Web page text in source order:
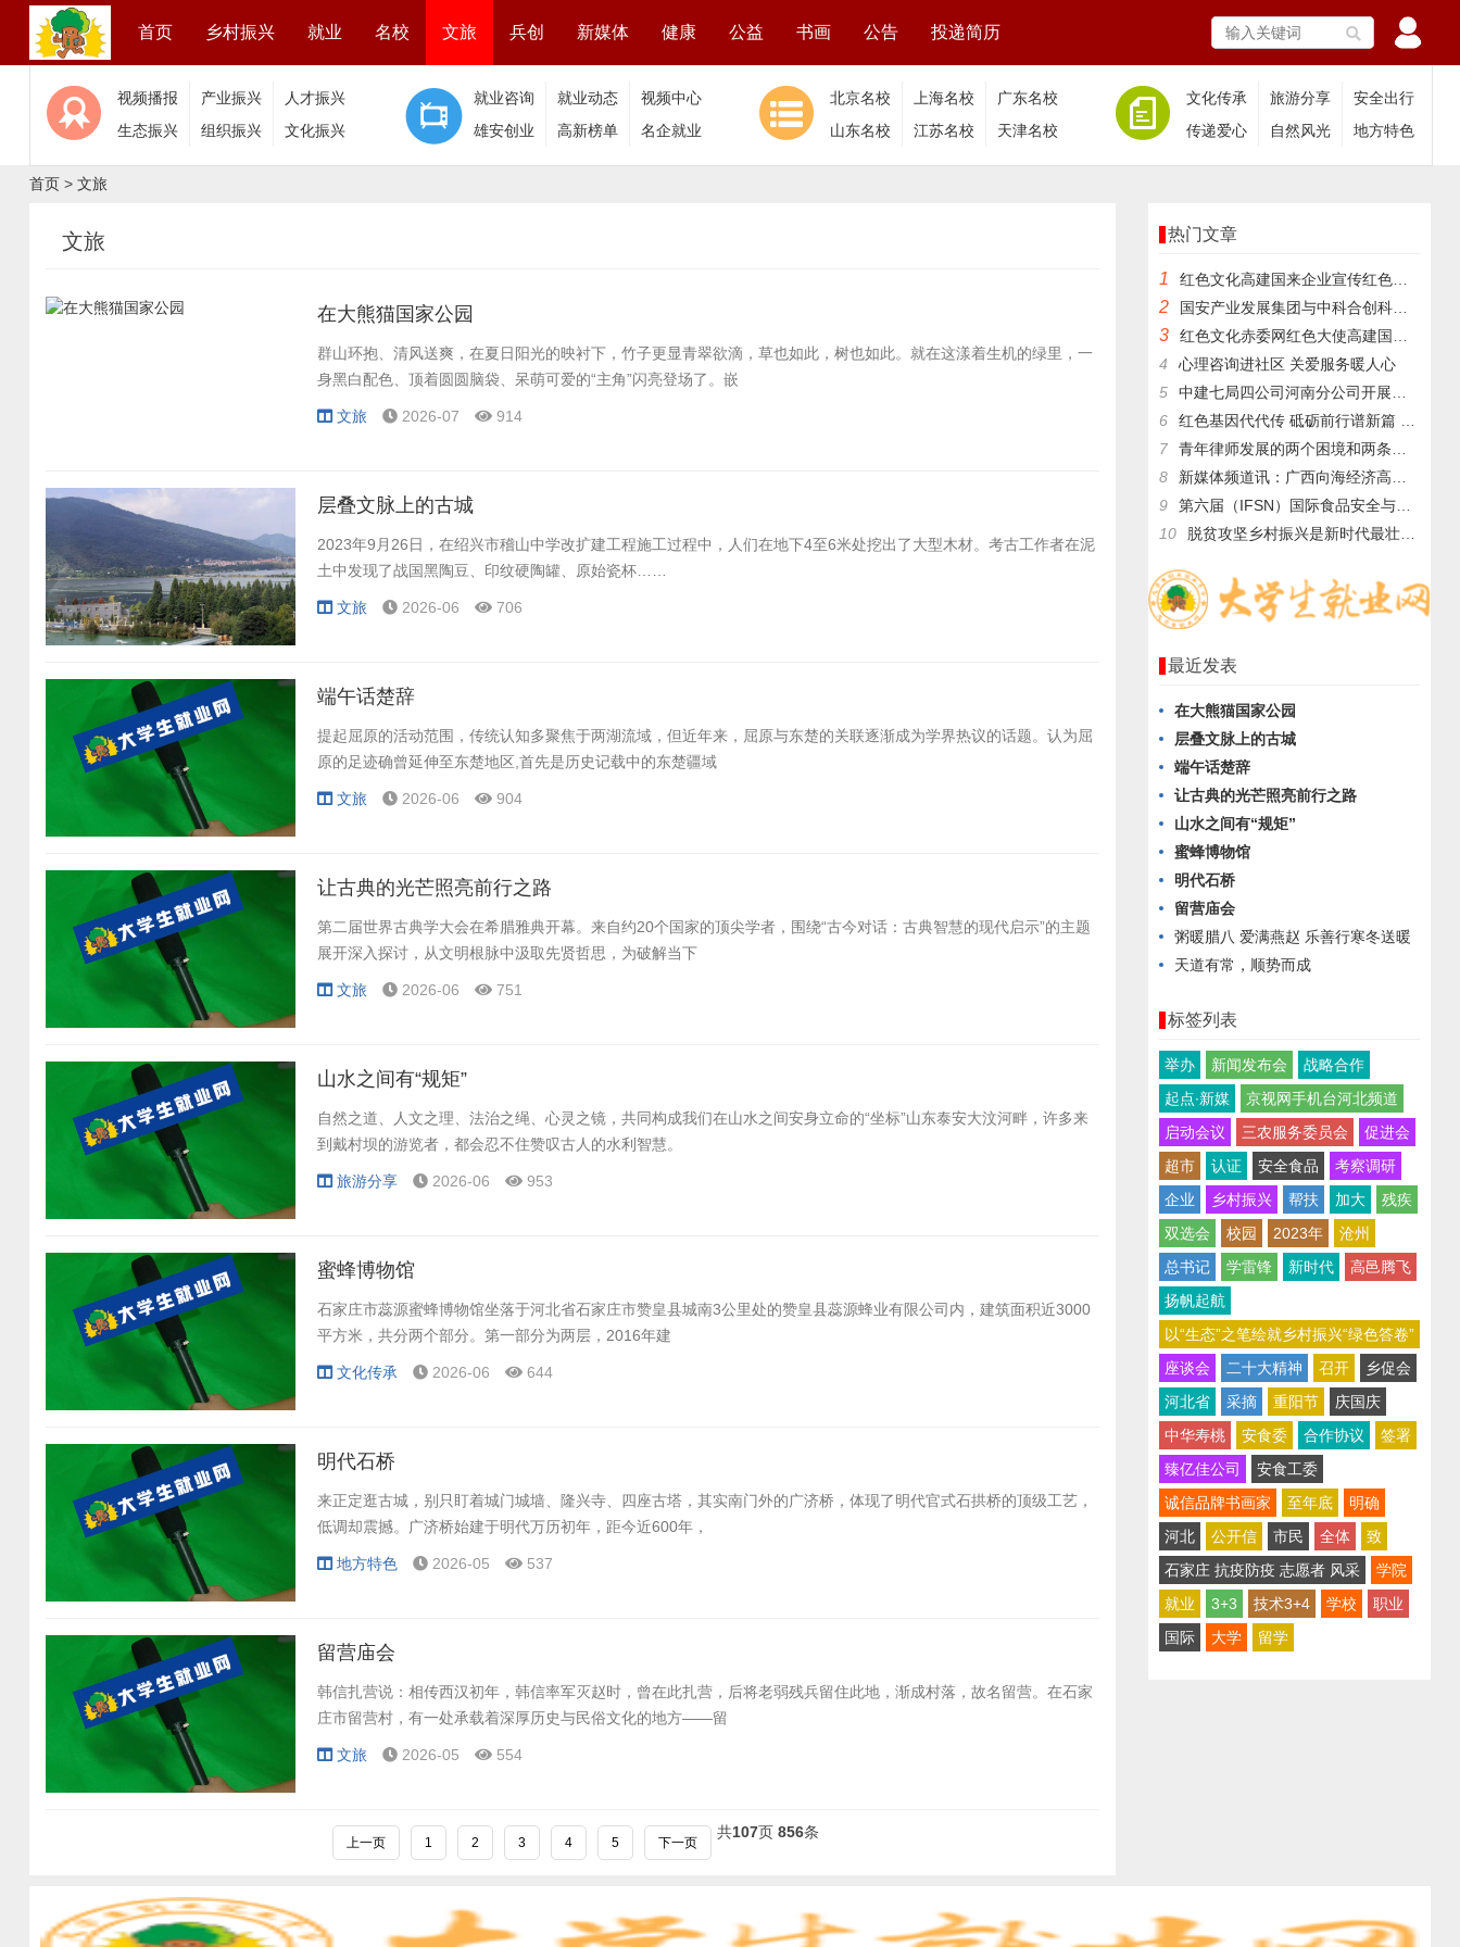
首页 乡村振兴 就业 名校 文旅 兵创 新媒体 健康 公益 书画 公告 投递简历
视频播报 产业振兴
人才振兴
生态振兴
组织振兴 文化振兴
就业咨询 就业动态
视频中心
雄安创业
高新榜单 名企就业
北京名校 上海名校
广东名校
山东名校
江苏名校 天津名校
文化传承 旅游分享
安全出行
传递爱心
自然风光 地方特色
首页 > 文旅
文旅
在大熊猫国家公园
群山环抱、清风送爽，在夏日阳光的映衬下，竹子更显青翠欲滴，草也如此，树也如此。就在这漾着生机的绿里，一
身黑白配色、顶着圆圆脑袋、呆萌可爱的“主角”闪亮登场了。嵌
文旅 2026-07 914
层叠文脉上的古城
2023年9月26日，在绍兴市稽山中学改扩建工程施工过程中，人们在地下4至6米处挖出了大型木材。考古工作者在泥
土中发现了战国黑陶豆、印纹硬陶罐、原始瓷杯……
文旅 2026-06 706
端午话楚辞
提起屈原的活动范围，传统认知多聚焦于两湖流域，但近年来，屈原与东楚的关联逐渐成为学界热议的话题。认为屈
原的足迹确曾延伸至东楚地区,首先是历史记载中的东楚疆域
文旅 2026-06 904
让古典的光芒照亮前行之路
第二届世界古典学大会在希腊雅典开幕。来自约20个国家的顶尖学者，围绕“古今对话：古典智慧的现代启示”的主题
展开深入探讨，从文明根脉中汲取先贤哲思，为破解当下
文旅 2026-06 751
山水之间有“规矩”
自然之道、人文之理、法治之绳、心灵之镜，共同构成我们在山水之间安身立命的“坐标”山东泰安大汶河畔，许多来
到戴村坝的游览者，都会忍不住赞叹古人的水利智慧。
旅游分享 2026-06 953
蜜蜂博物馆
石家庄市蕊源蜜蜂博物馆坐落于河北省石家庄市赞皇县城南3公里处的赞皇县蕊源蜂业有限公司内，建筑面积近3000
平方米，共分两个部分。第一部分为两层，2016年建
文化传承 2026-06 644
明代石桥
来正定逛古城，别只盯着城门城墙、隆兴寺、四座古塔，其实南门外的广济桥，体现了明代官式石拱桥的顶级工艺，
低调却震撼。广济桥始建于明代万历初年，距今近600年，
地方特色 2026-05 537
留营庙会
韩信扎营说：相传西汉初年，韩信率军灭赵时，曾在此扎营，后将老弱残兵留住此地，渐成村落，故名留营。在石家
庄市留营村，有一处承载着深厚历史与民俗文化的地方——留
文旅 2026-05 554
上一页 1 2 3 4 5 下一页
共107页 856条
热门文章
1 ​红色文化高建国来企业宣传红色文化
2 国安产业发展集团与中科合创科技成果评价中心签署合作协议
3
红色文化赤委网红色大使高建国与红色文化传承人王银茂等来登仙桥
4
心理咨询进社区 关爱服务暖人心
5
中建七局四公司河南分公司开展主题党日活动促进新质生产力发展
6
红色基因代代传 砥砺前行谱新篇 李伯祥应邀在北京参加百年辉
7
青年律师发展的两个困境和两条出路
8
新媒体频道讯：广西向海经济高质量发展法治保障研究报告
9
第六届（IFSN）国际食品安全与营养健康峰会暨第十二届功能食
10
脱贫攻坚乡村振兴是新时代最壮丽的中国故事
最近发表
在大熊猫国家公园
层叠文脉上的古城
端午话楚辞
让古典的光芒照亮前行之路
山水之间有“规矩”
蜜蜂博物馆
明代石桥
留营庙会
粥暖腊八 爱满燕赵 乐善行寒冬送暖
天道有常，顺势而成
标签列表
举办 新闻发布会
战略合作
起点∙新媒
京视网手机台河北频道
启动会议
三农服务委员会
促进会
超市
认证 安全食品
考察调研
企业
乡村振兴 帮扶 加大
残疾
双选会
校园 2023年
沧州
总书记
学雷锋 新时代
高邑腾飞
扬帆起航
以“生态”之笔绘就乡村振兴“绿色答卷”
座谈会
二十大精神 召开
乡促会
河北省
采摘 重阳节
庆国庆
中华寿桃
安食委 合作协议
签署
臻亿佳公司
安食工委
诚信品牌书画家
至年底
明确
河北
公开信 市民 全体
致
石家庄 抗疫防疫 志愿者 风采
学院
就业
3+3 技术3+4 学校
职业
国际
大学 留学